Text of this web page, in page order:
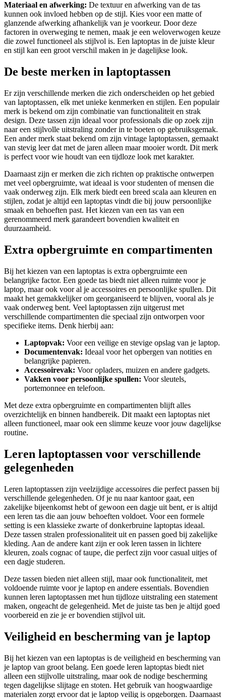
Materiaal en afwerking: De textuur en afwerking van de tas
kunnen ook invloed hebben op de stijl. Kies voor een matte of
glanzende afwerking afhankelijk van je voorkeur. Door deze
factoren in overweging te nemen, maak je een weloverwogen keuze
die zowel functioneel als stijlvol is. Een laptoptas in de juiste kleur
en stijl kan een groot verschil maken in je dagelijkse look.
De beste merken in laptoptassen
Er zijn verschillende merken die zich onderscheiden op het gebied
van laptoptassen, elk met unieke kenmerken en stijlen. Een populair
merk is bekend om zijn combinatie van functionaliteit en strak
design. Deze tassen zijn ideaal voor professionals die op zoek zijn
naar een stijlvolle uitstraling zonder in te boeten op gebruiksgemak.
Een ander merk staat bekend om zijn vintage laptoptassen, gemaakt
van stevig leer dat met de jaren alleen maar mooier wordt. Dit merk
is perfect voor wie houdt van een tijdloze look met karakter.
Daarnaast zijn er merken die zich richten op praktische ontwerpen
met veel opbergruimte, wat ideaal is voor studenten of mensen die
vaak onderweg zijn. Elk merk biedt een breed scala aan kleuren en
stijlen, zodat je altijd een laptoptas vindt die bij jouw persoonlijke
smaak en behoeften past. Het kiezen van een tas van een
gerenommeerd merk garandeert bovendien kwaliteit en
duurzaamheid.
Extra opbergruimte en compartimenten
Bij het kiezen van een laptoptas is extra opbergruimte een
belangrijke factor. Een goede tas biedt niet alleen ruimte voor je
laptop, maar ook voor al je accessoires en persoonlijke spullen. Dit
maakt het gemakkelijker om georganiseerd te blijven, vooral als je
vaak onderweg bent. Veel laptoptassen zijn uitgerust met
verschillende compartimenten die speciaal zijn ontworpen voor
specifieke items. Denk hierbij aan:
Laptopvak: Voor een veilige en stevige opslag van je laptop.
Documentenvak: Ideaal voor het opbergen van notities en
belangrijke papieren.
Accessoirevak: Voor opladers, muizen en andere gadgets.
Vakken voor persoonlijke spullen: Voor sleutels,
portemonnee en telefoon.
Met deze extra opbergruimte en compartimenten blijft alles
overzichtelijk en binnen handbereik. Dit maakt een laptoptas niet
alleen functioneel, maar ook een slimme keuze voor jouw dagelijkse
routine.
Leren laptoptassen voor verschillende
gelegenheden
Leren laptoptassen zijn veelzijdige accessoires die perfect passen bij
verschillende gelegenheden. Of je nu naar kantoor gaat, een
zakelijke bijeenkomst hebt of gewoon een dagje uit bent, er is altijd
een leren tas die aan jouw behoeften voldoet. Voor een formele
setting is een klassieke zwarte of donkerbruine laptoptas ideaal.
Deze tassen stralen professionaliteit uit en passen goed bij zakelijke
kleding. Aan de andere kant zijn er ook leren tassen in lichtere
kleuren, zoals cognac of taupe, die perfect zijn voor casual uitjes of
een dagje studeren.
Deze tassen bieden niet alleen stijl, maar ook functionaliteit, met
voldoende ruimte voor je laptop en andere essentials. Bovendien
kunnen leren laptoptassen met hun tijdloze uitstraling een statement
maken, ongeacht de gelegenheid. Met de juiste tas ben je altijd goed
voorbereid en zie je er bovendien stijlvol uit.
Veiligheid en bescherming van je laptop
Bij het kiezen van een laptoptas is de veiligheid en bescherming van
je laptop van groot belang. Een goede leren laptoptas biedt niet
alleen een stijlvolle uitstraling, maar ook de nodige bescherming
tegen dagelijkse slijtage en stoten. Het gebruik van hoogwaardige
materialen zorgt ervoor dat je laptop veilig is opgeborgen. Daarnaast